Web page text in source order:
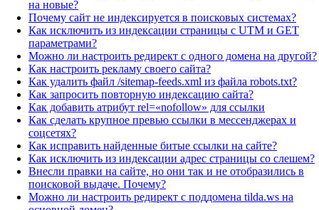
на новые?
Почему сайт не индексируется в поисковых системах?
Как исключить из индексации страницы с UTM и GET
параметрами?
Можно ли настроить редирект с одного домена на другой?
Как настроить рекламу своего сайта?
Как удалить файл /sitemap-feeds.xml из файла robots.txt?
Как запросить повторную индексацию сайта?
Как добавить атрибут rel=«nofollow» для ссылки
Как сделать крупное превью ссылки в мессенджерах и
соцсетях?
Как исправить найденные битые ссылки на сайте?
Как исключить из индексации адрес страницы со слешем?
Внесли правки на сайте, но они так и не отобразились в
поисковой выдаче. Почему?
Можно ли настроить редирект с поддомена tilda.ws на